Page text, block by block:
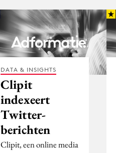
DATA & INSIGHTS
Clipit
indexeert
Twitter-
berichten
Clipit, een online media